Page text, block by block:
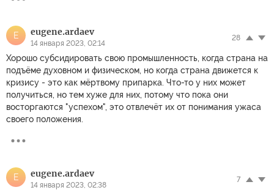
E eugene.ardaev
14 января 2023, 02:14
28
Хорошо субсидировать свою промышленность, когда страна на
подъёме духовном и физическом, но когда страна движется к
кризису - это как мёртвому припарка. Что-то у них может
получиться, но тем хуже для них, потому что пока они
восторгаются "успехом", это отвлечёт их от понимания ужаса
своего положения.
E eugene.ardaev
14 января 2023, 02:38
7